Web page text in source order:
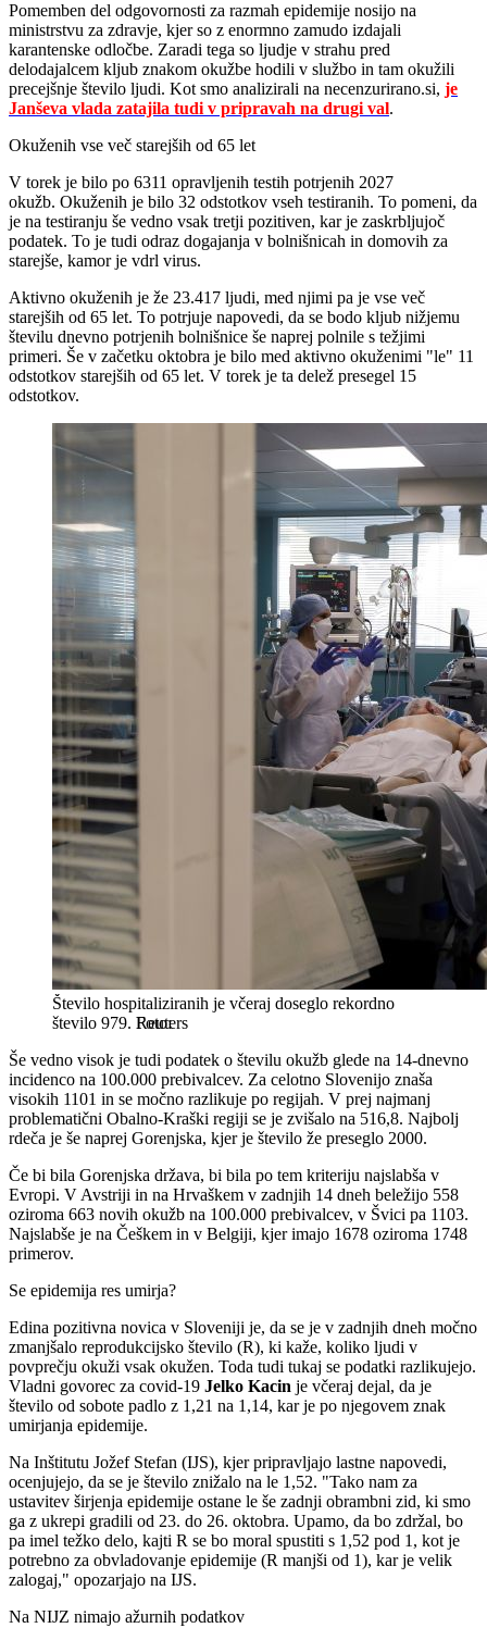
Pomemben del odgovornosti za razmah epidemije nosijo na
ministrstvu za zdravje, kjer so z enormno zamudo izdajali
karantenske odločbe. Zaradi tega so ljudje v strahu pred
delodajalcem kljub znakom okužbe hodili v službo in tam okužili
precejšnje število ljudi. Kot smo analizirali na necenzurirano.si, je
Janševa vlada zatajila tudi v pripravah na drugi val.
Okuženih vse več starejših od 65 let
V torek je bilo po 6311 opravljenih testih potrjenih 2027
okužb. Okuženih je bilo 32 odstotkov vseh testiranih. To pomeni, da
je na testiranju še vedno vsak tretji pozitiven, kar je zaskrbljujoč
podatek. To je tudi odraz dogajanja v bolnišnicah in domovih za
starejše, kamor je vdrl virus.
Aktivno okuženih je že 23.417 ljudi, med njimi pa je vse več
starejših od 65 let. To potrjuje napovedi, da se bodo kljub nižjemu
številu dnevno potrjenih bolnišnice še naprej polnile s težjimi
primeri. Še v začetku oktobra je bilo med aktivno okuženimi "le" 11
odstotkov starejših od 65 let. V torek je ta delež presegel 15
odstotkov.
Število hospitaliziranih je včeraj doseglo rekordno
število 979. Reuters
Še vedno visok je tudi podatek o številu okužb glede na 14-dnevno
incidenco na 100.000 prebivalcev. Za celotno Slovenijo znaša
visokih 1101 in se močno razlikuje po regijah. V prej najmanj
problematični Obalno-Kraški regiji se je zvišalo na 516,8. Najbolj
rdeča je še naprej Gorenjska, kjer je število že preseglo 2000.
Če bi bila Gorenjska država, bi bila po tem kriteriju najslabša v
Evropi. V Avstriji in na Hrvaškem v zadnjih 14 dneh beležijo 558
oziroma 663 novih okužb na 100.000 prebivalcev, v Švici pa 1103.
Najslabše je na Češkem in v Belgiji, kjer imajo 1678 oziroma 1748
primerov.
Se epidemija res umirja?
Edina pozitivna novica v Sloveniji je, da se je v zadnjih dneh močno
zmanjšalo reprodukcijsko število (R), ki kaže, koliko ljudi v
povprečju okuži vsak okužen. Toda tudi tukaj se podatki razlikujejo.
Vladni govorec za covid-19 Jelko Kacin je včeraj dejal, da je
število od sobote padlo z 1,21 na 1,14, kar je po njegovem znak
umirjanja epidemije.
Na Inštitutu Jožef Stefan (IJS), kjer pripravljajo lastne napovedi,
ocenjujejo, da se je število znižalo na le 1,52. "Tako nam za
ustavitev širjenja epidemije ostane le še zadnji obrambni zid, ki smo
ga z ukrepi gradili od 23. do 26. oktobra. Upamo, da bo zdržal, bo
pa imel težko delo, kajti R se bo moral spustiti s 1,52 pod 1, kot je
potrebno za obvladovanje epidemije (R manjši od 1), kar je velik
zalogaj," opozarjajo na IJS.
Na NIJZ nimajo ažurnih podatkov